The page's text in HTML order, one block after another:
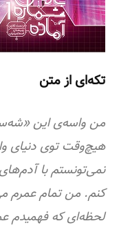
تکه‌ای از متن
من واسه‌ی این
هیچ‌وقت توی دنیای
نمی‌تونستم با آدم‌های
کنم. من تمام عمرم
لحظه‌ای که فهمیدم